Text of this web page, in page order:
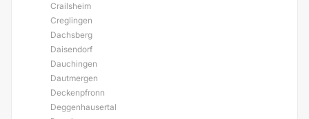
Crailsheim
Creglingen
Dachsberg
Daisendorf
Dauchingen
Dautmergen
Deckenpfronn
Deggenhausertal